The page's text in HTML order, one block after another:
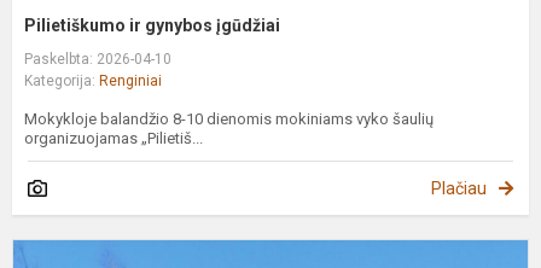
Pilietiškumo ir gynybos įgūdžiai
Paskelbta: 2026-04-10
Kategorija: Renginiai
Mokykloje balandžio 8-10 dienomis mokiniams vyko šaulių
organizuojamas „Pilietiš...
Plačiau